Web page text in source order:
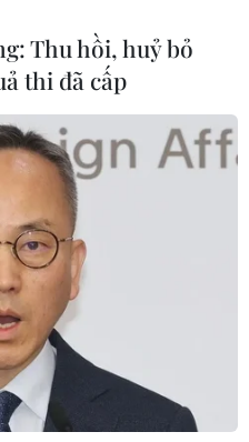
#Tin tức thời sự
#Tin tức hot
#Thời sự hôm nay
#Truy nã
#Công an
#Pháp đình
#VietnamPlus
Thu hồi, huỷ bỏ
thi đã cấp